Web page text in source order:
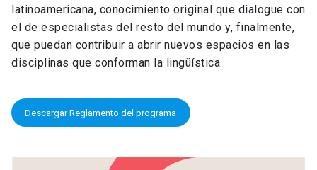
latinoamericana, conocimiento original que dialogue con
el de especialistas del resto del mundo y, finalmente,
que puedan contribuir a abrir nuevos espacios en las
disciplinas que conforman la lingüística.
Descargar Reglamento del programa